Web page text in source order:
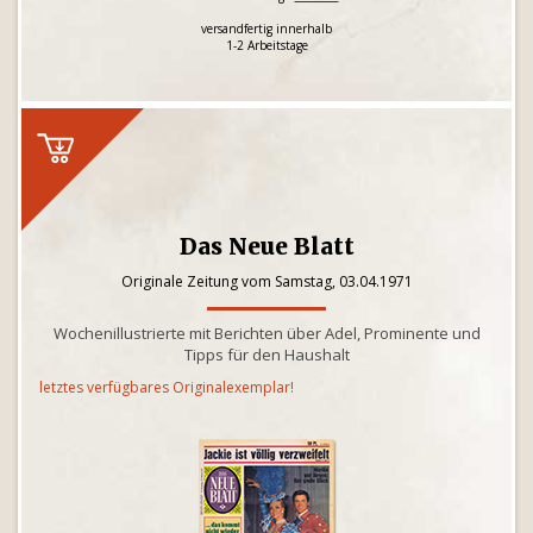
versandfertig innerhalb
1-2 Arbeitstage
Das Neue Blatt
Originale Zeitung vom Samstag, 03.04.1971
Wochenillustrierte mit Berichten über Adel, Prominente und
Tipps für den Haushalt
letztes verfügbares Originalexemplar!